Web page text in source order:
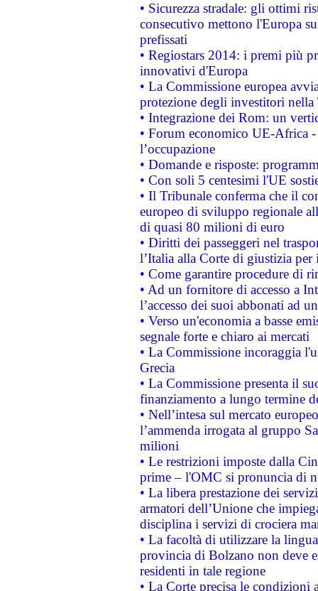
• Sicurezza stradale: gli ottimi
consecutivo mettono l'Europa
prefissati
• Regiostars 2014: i premi più
innovativi d'Europa
• La Commissione europea
protezione degli investitori
• Integrazione dei Rom: un
• Forum economico UE-Africa -
l’occupazione
• Domande e risposte:
• Con soli 5 centesimi l'UE
• Il Tribunale conferma che il
europeo di sviluppo regionale
di quasi 80 milioni di euro
• Diritti dei passeggeri nel
l’Italia alla Corte di giustizia
• Come garantire procedure di
• Ad un fornitore di accesso a
l’accesso dei suoi abbonati ad
• Verso un'economia a basse
segnale forte e chiaro ai mercati
• La Commissione incoraggia
Grecia
• La Commissione presenta il
finanziamento a lungo termine
• Nell’intesa sul mercato
l’ammenda irrogata al gruppo
milioni
• Le restrizioni imposte dalla
prime – l'OMC si pronuncia di
• La libera prestazione dei
armatori dell’Unione che
disciplina i servizi di crociera
• La facoltà di utilizzare la
provincia di Bolzano non deve
residenti in tale regione
• La Corte precisa le